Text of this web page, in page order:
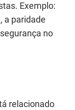
Exemplo:
a paridade
no
relacionado